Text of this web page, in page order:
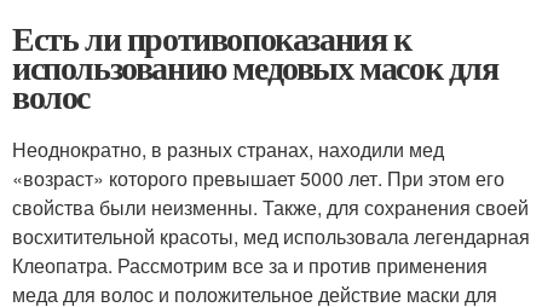
Есть ли противопоказания к
использованию медовых масок для
волос
Неоднократно, в разных странах, находили мед
«возраст» которого превышает 5000 лет. При этом его
свойства были неизменны. Также, для сохранения своей
восхитительной красоты, мед использовала легендарная
Клеопатра. Рассмотрим все за и против применения
меда для волос и положительное действие маски для